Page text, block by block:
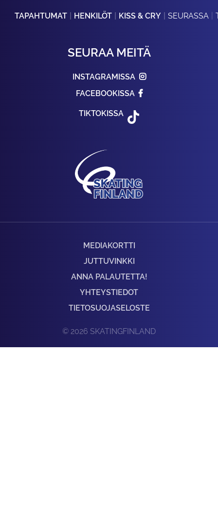
TAPAHTUMAT HENKILÖT KISS & CRY SEURASSA
SEURAA MEITÄ
INSTAGRAMISSA
FACEBOOKISSA
TIKTOKISSA
MEDIAKORTTI
JUTTUVINKKI
ANNA PALAUTETTA!
YHTEYSTIEDOT
TIETOSUOJASELOSTE
© 2026 SKATINGFINLAND